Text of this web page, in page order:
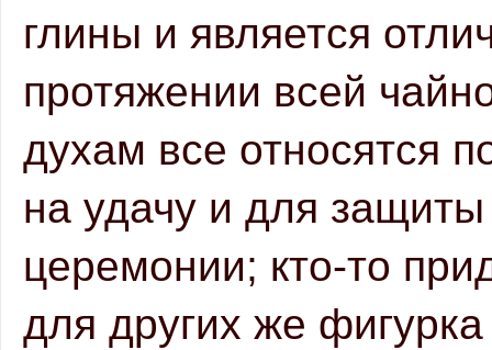
глины и является
протяжении всей
духам все относятся
на удачу и для
церемонии; кто-то
для других же